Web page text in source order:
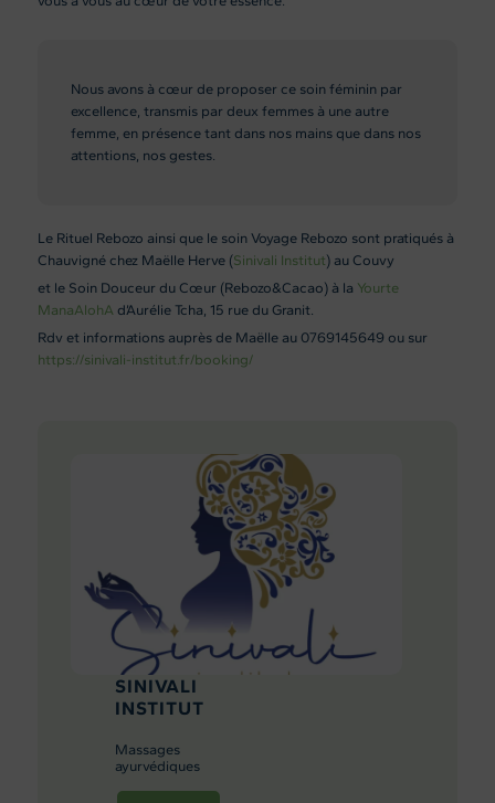
Nous avons à cœur de proposer ce soin féminin par
excellence, transmis par deux femmes à une autre
femme, en présence tant dans nos mains que dans nos
attentions, nos gestes.
Le Rituel Rebozo ainsi que le soin Voyage Rebozo sont pratiqués à
Chauvigné chez Maëlle Herve (Sinivali Institut) au Couvy
et le Soin Douceur du Cœur (Rebozo&Cacao) à la Yourte
ManaAlohA d’Aurélie Tcha, 15 rue du Granit.
Rdv et informations auprès de Maëlle au 0769145649 ou sur
https://sinivali-institut.fr/booking/
SINIVALI
INSTITUT
Massages
ayurvédiques